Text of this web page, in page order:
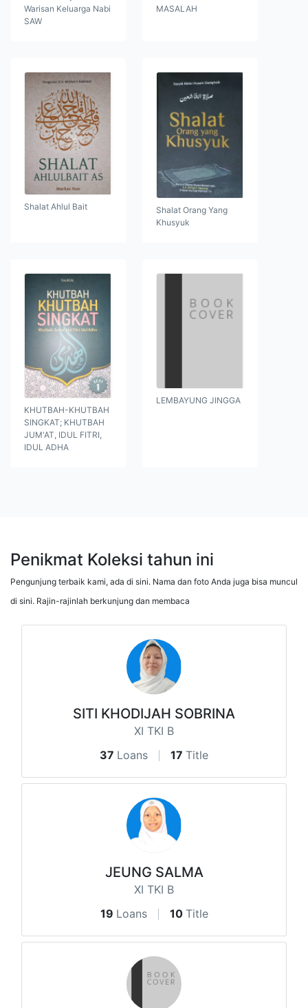
Warisan Keluarga Nabi
SAW
MASALAH
Shalat Ahlul Bait
Shalat Orang Yang
Khusyuk
KHUTBAH-KHUTBAH
SINGKAT; KHUTBAH
JUM'AT, IDUL FITRI,
IDUL ADHA
LEMBAYUNG JINGGA
Penikmat Koleksi tahun ini
Pengunjung terbaik kami, ada di sini. Nama dan foto Anda juga bisa muncul
di sini. Rajin-rajinlah berkunjung dan membaca
SITI KHODIJAH SOBRINA
XI TKI B
37 Loans 17 Title
JEUNG SALMA
XI TKI B
19 Loans 10 Title